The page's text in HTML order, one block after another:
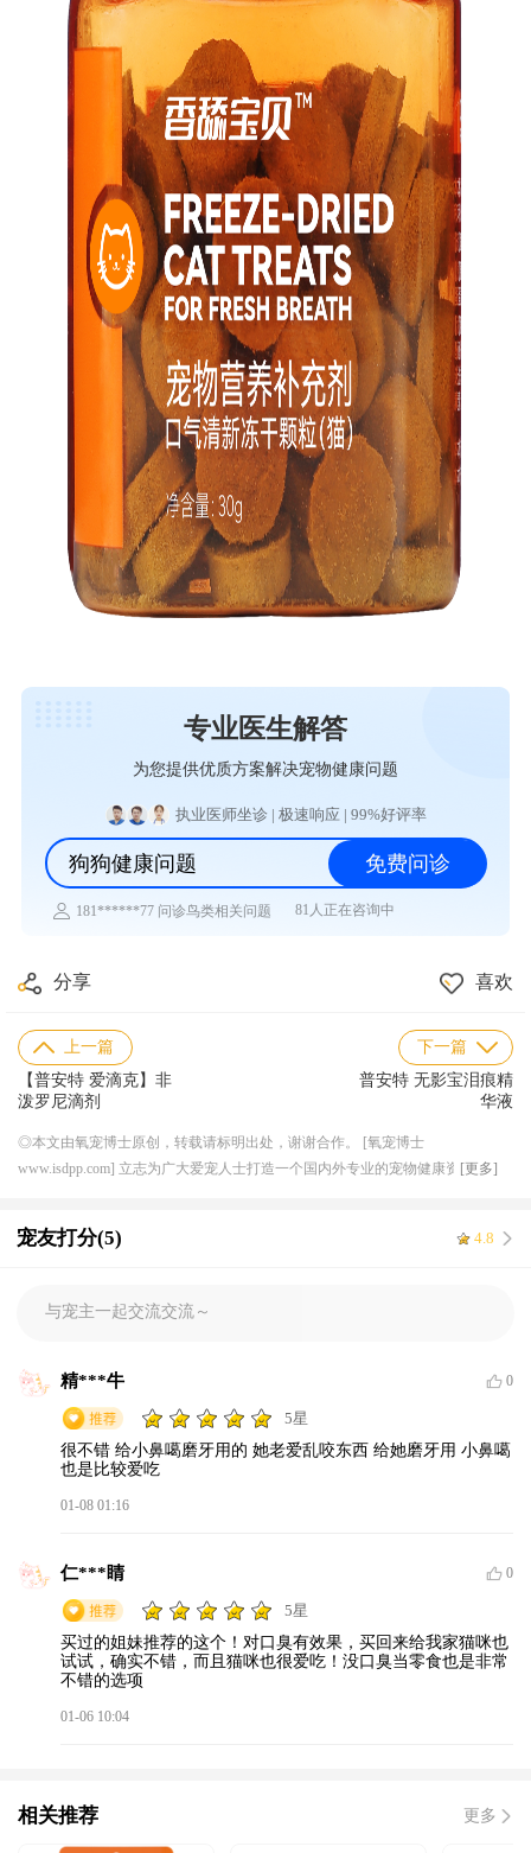
专业医生解答
为您提供优质方案解决宠物健康问题
执业医师坐诊 | 极速响应 | 99%好评率
狗狗健康问题 免费问诊
181******77 问诊鸟类相关问题
151******72 问诊仓鼠相关问题
134******66 问诊水族相关问题
180******63 问诊猫咪相关问题
152******41 问诊狗狗相关问题
81人正在咨询中
分享 喜欢
上一篇
【普安特 爱滴克】非
泼罗尼滴剂
下一篇
普安特 无影宝泪痕精
华液
◎本文由氧宠博士原创，转载请标明出处，谢谢合作。 [氧宠博士
www.isdpp.com] 立志为广大爱宠人士打造一个国内外专业的宠物健康资讯平
优势，提供一体化服务，解决宠物健康需求。
[更多]
宠友打分(5) 4.8
与宠主一起交流交流～
精***牛 0
5星
很不错 给小鼻噶磨牙用的 她老爱乱咬东西 给她磨牙用 小鼻噶
也是比较爱吃
01-08 01:16
仁***睛 0
5星
买过的姐妹推荐的这个！对口臭有效果，买回来给我家猫咪也
试试，确实不错，而且猫咪也很爱吃！没口臭当零食也是非常
不错的选项
01-06 10:04
相关推荐 更多